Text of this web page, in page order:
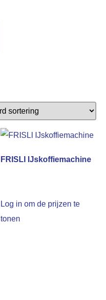
FRISLI IJskoffiemachine
Log in om de prijzen te
tonen